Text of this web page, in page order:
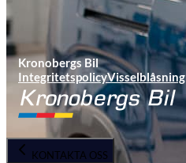
Kronobergs Bil
IntegritetspolicyVisselblåsning
KONTAKTA OSS